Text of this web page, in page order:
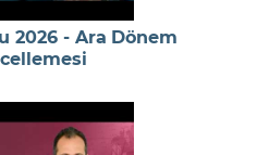
2026 - Ara Dönem